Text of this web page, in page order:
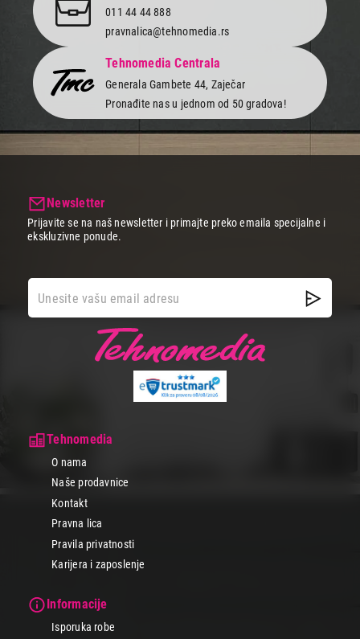
011 44 44 888
pravnalica@tehnomedia.rs
Tehnomedia Centrala
Generala Gambete 44, Zaječar
Pronađite nas u jednom od 50 gradova!
Tehnomedia
O nama
Naše prodavnice
Kontakt
Pravna lica
Pravila privatnosti
Karijera i zaposlenje
Informacije
Isporuka robe
Newsletter
Prijavite se na naš newsletter i primajte preko emaila specijalne i
ekskluzivne ponude.